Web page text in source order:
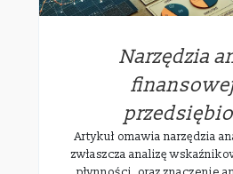
Narzędzia
Artykuł omawia narzędzia
zwłaszcza analizę